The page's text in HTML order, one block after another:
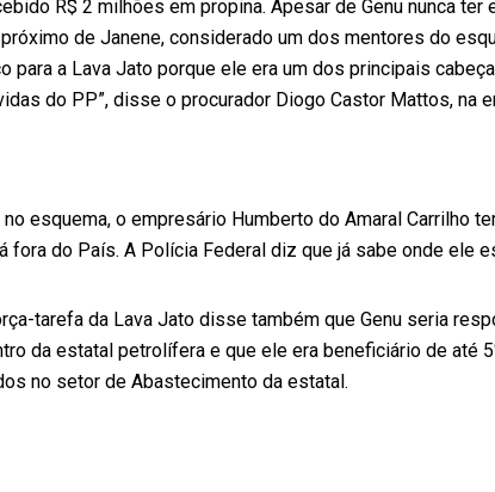
R$ 2 milhões em propina. Apesar de Genu nunca ter
de Janene, considerado um dos mentores do
para a Lava Jato porque ele era um dos principais
do PP”, disse o procurador Diogo Castor Mattos, na
esquema, o empresário Humberto do Amaral Carrilho
fora do País. A Polícia Federal diz que já sabe onde ele
tarefa da Lava Jato disse também que Genu seria
da estatal petrolífera e que ele era beneficiário de até
no setor de Abastecimento da estatal.